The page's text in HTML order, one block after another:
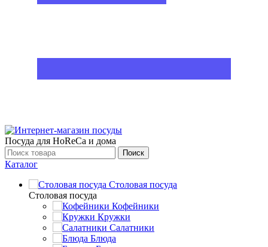
Посуда для HoReCa и дома
Поиск
Каталог
Столовая посуда
Столовая посуда
Кофейники
Кружки
Салатники
Блюда